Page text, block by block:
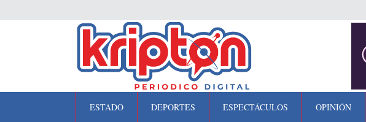
ESTADO DEPORTES ESPECTÁCULOS OPINIÓN